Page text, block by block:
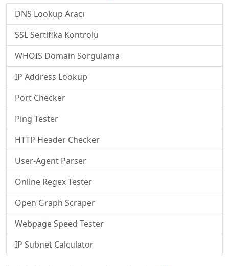
DNS Lookup Aracı
SSL Sertifika Kontrolü
WHOIS Domain Sorgulama
IP Address Lookup
Port Checker
Ping Tester
HTTP Header Checker
User-Agent Parser
Online Regex Tester
Open Graph Scraper
Webpage Speed Tester
IP Subnet Calculator